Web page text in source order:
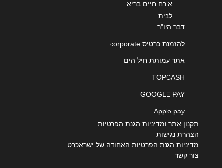
אורח חיים בריא
לבית
דבר היו"ר
להזמנת כרטיס corporate
אתר עמותת חיל הים
TOPCASH
GOOGLE PAY
Apple pay
תקנון אתר ומדיניות הגנת הפרטיות
הצהרת נגישות
מדיניות הגנת הפרטיות האחודה של ישראכרט
צור קשר